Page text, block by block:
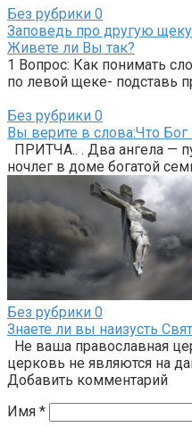
Без рубрики 0
Заповедь про другую
Живете ли Вы так?
1 Вопрос: Как понимать
по левой щеке- подставь
Без рубрики 0
Вы верите в слова:Что
ПРИТЧА.. . Два ангела —
ночлег в доме богатой
Без рубрики 0
Знаете ли вы наизусть
Не ваша православная
церковь не являются на
Добавить комментарий
Имя *